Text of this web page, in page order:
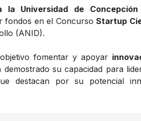
la Universidad de Concepción
fondos en el ConcursoStartup
(ANID).
fomentar y apoyar
demostrado su capacidad para
destacan por su potencial